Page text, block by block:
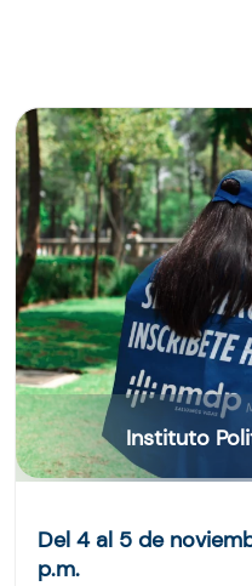
Instituto
Del 4 al 5 de
p.m.